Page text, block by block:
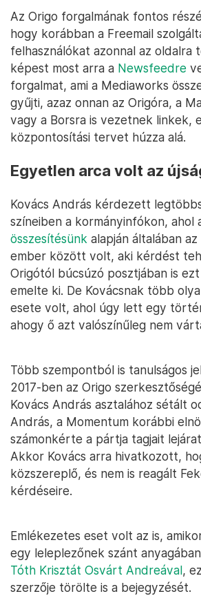
Az Origo forgalmának fontos
hogy korábban a Freemail
felhasználókat azonnal az oldalra
képest most arra a Newsfeedre
forgalmat, ami a Mediaworks
gyűjti, azaz onnan az Origóra, a
vagy a Borsra is vezetnek linkek,
központosítási tervet húzza alá.
Egyetlen arca volt az
Kovács András kérdezett
színeiben a kormányinfókon, ahol
összesítésünk alapján általában
ember között volt, aki kérdést
Origótól búcsúzó posztjában is
emelte ki. De Kovácsnak több
esete volt, ahol úgy lett egy
ahogy ő azt valószínűleg nem
Több szempontból is tanulságos
2017-ben az Origo
Kovács András asztalához sétált
András, a Momentum korábbi
számonkérte a pártja tagjait
Akkor Kovács arra hivatkozott,
közszereplő, és nem is reagált
kérdéseire.
Emlékezetes eset volt az is,
egy leleplezőnek szánt anyagában
Tóth Krisztát Osvárt Andreával,
szerzője törölte is a bejegyzését.